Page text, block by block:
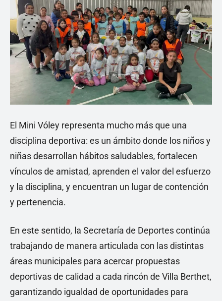
El Mini Vóley representa mucho más que una
disciplina deportiva: es un ámbito donde los niños y
niñas desarrollan hábitos saludables, fortalecen
vínculos de amistad, aprenden el valor del esfuerzo
y la disciplina, y encuentran un lugar de contención
y pertenencia.
En este sentido, la Secretaría de Deportes continúa
trabajando de manera articulada con las distintas
áreas municipales para acercar propuestas
deportivas de calidad a cada rincón de Villa Berthet,
garantizando igualdad de oportunidades para